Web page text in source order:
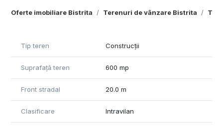
Oferte imobiliare Bistrita Terenuri de vânzare Bistrita
Tip teren Construcții
Suprafață teren 600 mp
Front stradal 20.0 m
Clasificare Intravilan